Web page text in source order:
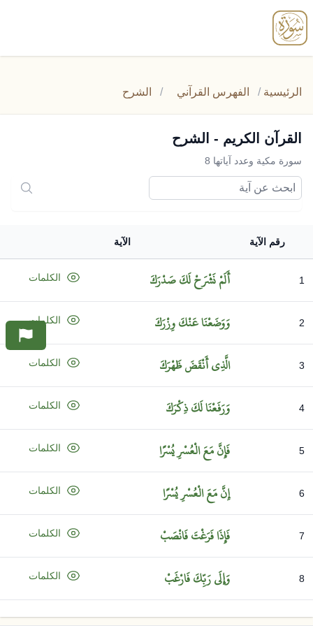
الرئيسية / الفهرس القرآني / الشرح
القرآن الكريم - الشرح
سورة مكية وعدد آياتها 8
رقم الآية الآية
1 أَلَمْنَشْرَحْلَكَصَدْرَكَ الكلمات
2 وَوَضَعْنَاعَنْكَوِزْرَكَ الكلمات
3 الَّذِيأَنْقَضَظَهْرَكَ الكلمات
4 وَرَفَعْنَالَكَذِكْرَكَ الكلمات
5 فَإِنَّمَعَالْعُسْرِيُسْرًا الكلمات
6 إِنَّمَعَالْعُسْرِيُسْرًا الكلمات
7 فَإِذَافَرَغْتَفَانْصَبْ الكلمات
8 وَإِلَىرَبِّكَفَارْغَبْ الكلمات